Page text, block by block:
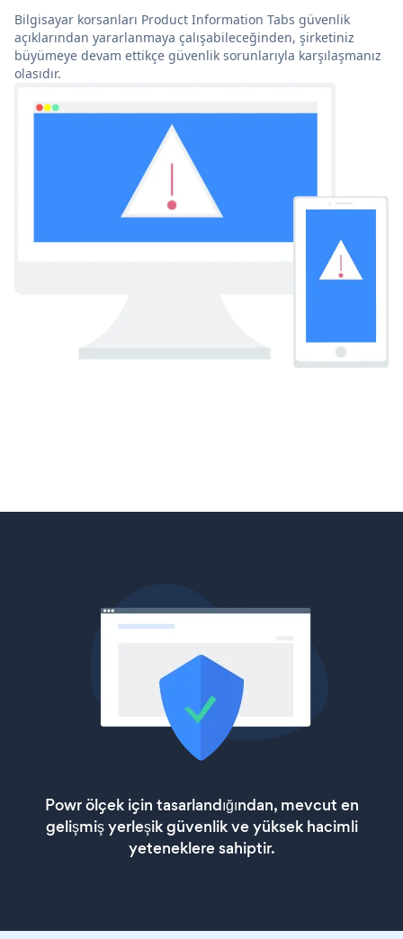
Bilgisayar korsanları Product Information Tabs güvenlik
açıklarından yararlanmaya çalışabileceğinden, şirketiniz
büyümeye devam ettikçe güvenlik sorunlarıyla karşılaşmanız
olasıdır.
Powr ölçek için tasarlandığından, mevcut en
gelişmiş yerleşik güvenlik ve yüksek hacimli
yeteneklere sahiptir.